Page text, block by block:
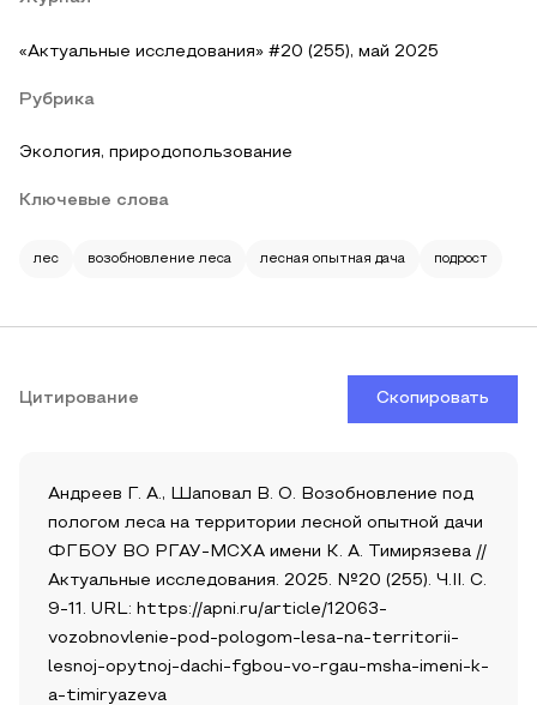
«Актуальные исследования» #20 (255), май 2025
Рубрика
Экология, природопользование
Ключевые слова
лес возобновление леса лесная опытная дача подрост
Цитирование Скопировать
Андреев Г. А., Шаповал В. О. Возобновление под
пологом леса на территории лесной опытной дачи
ФГБОУ ВО РГАУ-МСХА имени К. А. Тимирязева //
Актуальные исследования. 2025. №20 (255). Ч.II. С.
9-11. URL: https://apni.ru/article/12063-
vozobnovlenie-pod-pologom-lesa-na-territorii-
lesnoj-opytnoj-dachi-fgbou-vo-rgau-msha-imeni-k-
a-timiryazeva